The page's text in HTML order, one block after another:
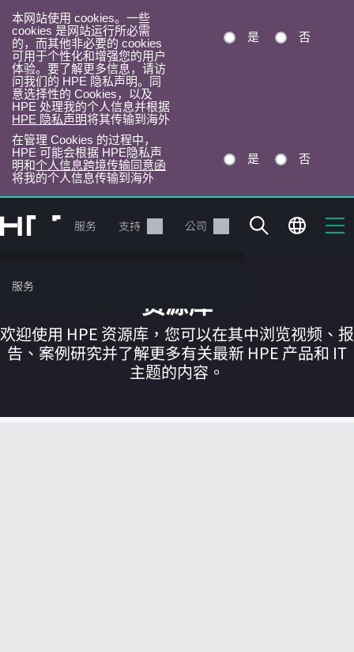
本网站使用 cookies。一些
cookies 是网站运行所必需
的，而其他非必要的 cookies
可用于个性化和增强您的用户
体验。要了解更多信息，请访
问我们的 HPE 隐私声明。同
意选择性的 Cookies，以及
HPE 处理我的个人信息并根据
HPE 隐私声明将其传输到海外
是 否
在管理 Cookies 的过程中，
HPE 可能会根据 HPE隐私声
明和个人信息跨境传输同意函
将我的个人信息传输到海外
是 否
转
到
目
录
产品 服务 支持 公司
服务
您的购物车目前是空的
资源库
欢迎使用 HPE 资源库，您可以在其中浏览视频、报
告、案例研究并了解更多有关最新 HPE 产品和 IT
主题的内容。